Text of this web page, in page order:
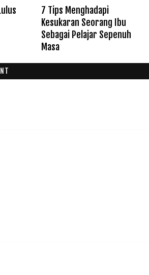
7 Tips Menghadapi
Kesukaran Seorang Ibu
Sebagai Pelajar Sepenuh
Masa